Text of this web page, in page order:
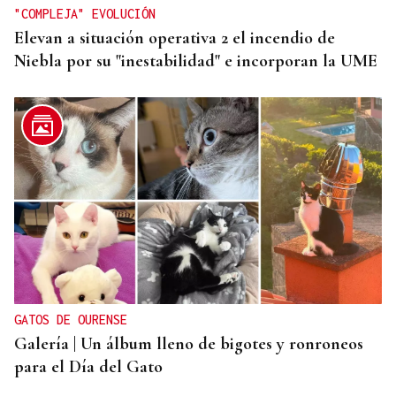
"COMPLEJA" EVOLUCIÓN
Elevan a situación operativa 2 el incendio de
Niebla por su "inestabilidad" e incorporan la UME
GATOS DE OURENSE
Galería | Un álbum lleno de bigotes y ronroneos
para el Día del Gato